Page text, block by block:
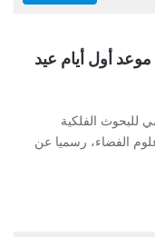
أول أيام عيد
للبحوث الفلكية
الفضاء، رسميا عن